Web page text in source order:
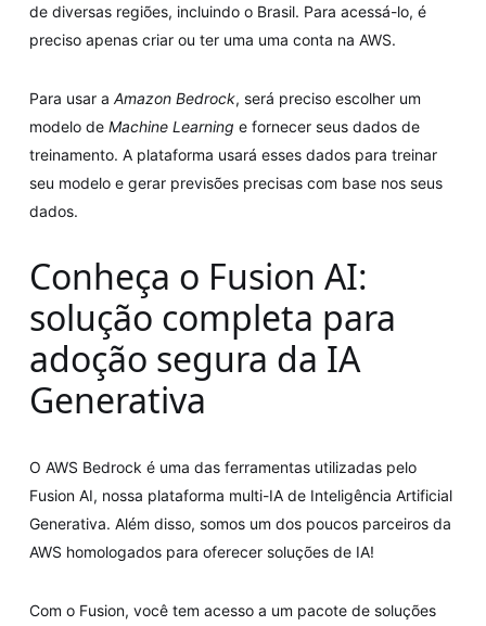
de diversas regiões, incluindo o Brasil. Para acessá-lo, é
preciso apenas criar ou ter uma uma conta na AWS.
Para usar a Amazon Bedrock, será preciso escolher um
modelo de Machine Learning e fornecer seus dados de
treinamento. A plataforma usará esses dados para treinar
seu modelo e gerar previsões precisas com base nos seus
dados.
Conheça o Fusion AI:
solução completa para
adoção segura da IA
Generativa
O AWS Bedrock é uma das ferramentas utilizadas pelo
Fusion AI, nossa plataforma multi-IA de Inteligência Artificial
Generativa. Além disso, somos um dos poucos parceiros da
AWS homologados para oferecer soluções de IA!
Com o Fusion, você tem acesso a um pacote de soluções